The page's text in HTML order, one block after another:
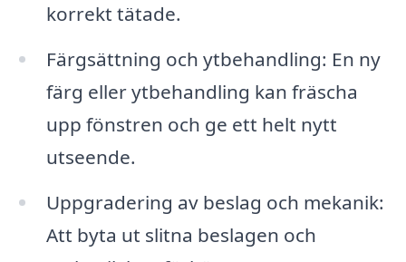
korrekt tätade.
Färgsättning och ytbehandling: En ny
färg eller ytbehandling kan fräscha
upp fönstren och ge ett helt nytt
utseende.
Uppgradering av beslag och mekanik:
Att byta ut slitna beslagen och